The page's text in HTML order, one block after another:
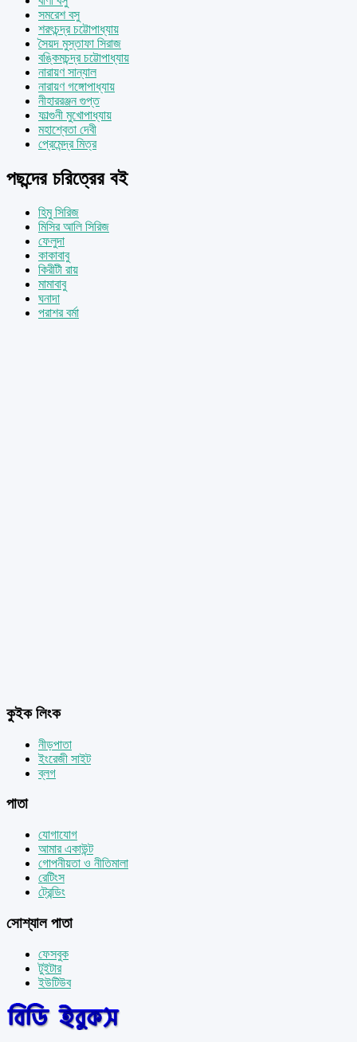
সমরেশ বসু
শরৎচন্দ্র চট্টোপাধ্যায়
সৈয়দ মুস্তাফা সিরাজ
বঙ্কিমচন্দ্র চট্টোপাধ্যায়
নারায়ণ সান্যাল
নারায়ণ গঙ্গোপাধ্যায়
নীহাররঞ্জন গুপ্ত
ফাল্গুনী মুখোপাধ্যায়
মহাশ্বেতা দেবী
প্রেমেন্দ্র মিত্র
পছন্দের চরিত্রের বই
হিমু সিরিজ
মিসির আলি সিরিজ
ফেলুদা
কাকাবাবু
কিরীটী রায়
মামাবাবু
ঘনাদা
পরাশর বর্মা
কুইক লিংক
নীড়পাতা
ইংরেজী সাইট
ব্লগ
পাতা
যোগাযোগ
আমার একাউন্ট
গোপনীয়তা ও নীতিমালা
রেটিংস
ট্রেন্ডিং
সোশ্যাল পাতা
ফেসবুক
টুইটার
ইউটিউব